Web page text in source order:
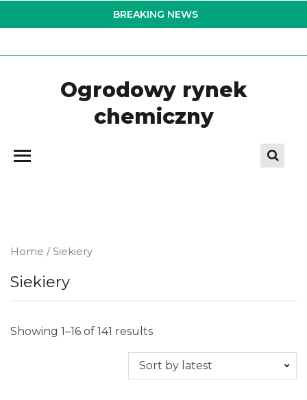
to
BREAKING NEWS
Ogrodowy rynek
chemiczny
Home / Siekiery
Siekiery
Showing 1–16 of 141 results